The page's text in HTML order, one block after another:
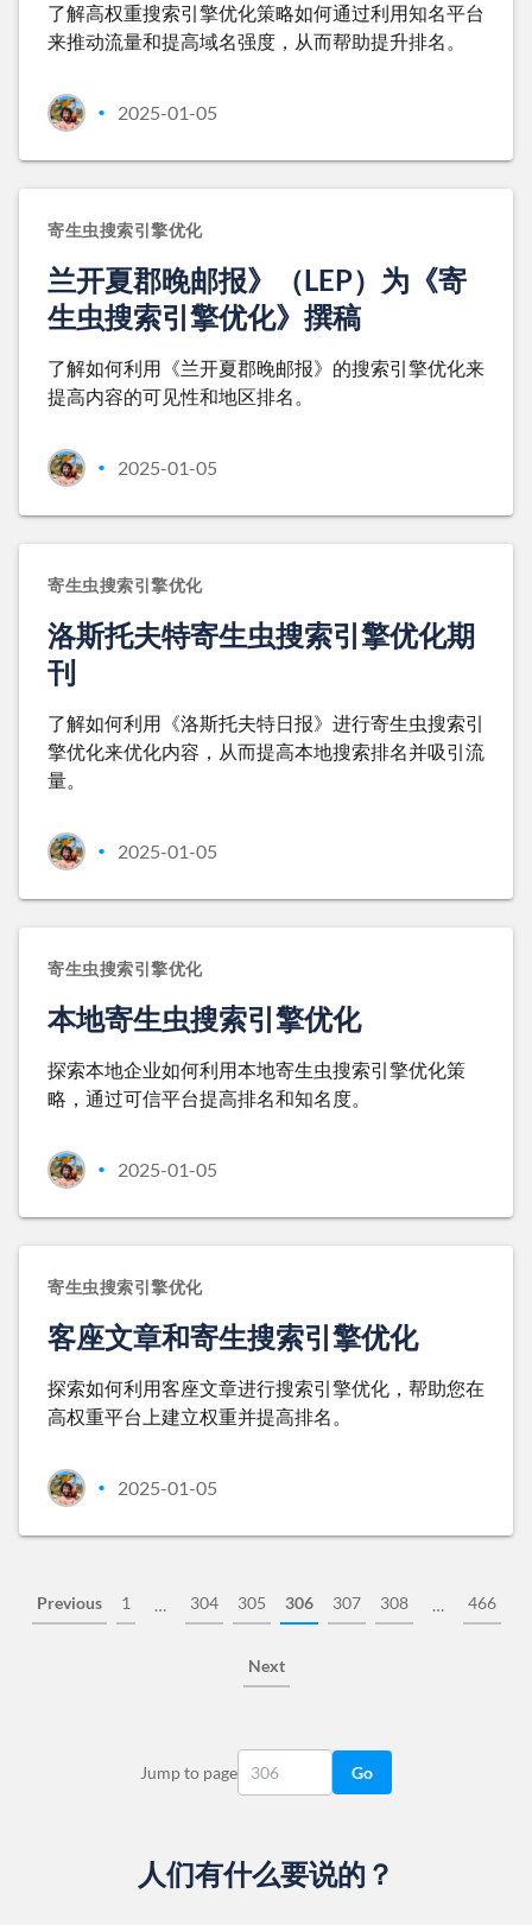
了解高权重搜索引擎优化策略如何通过利用知名平台
来推动流量和提高域名强度，从而帮助提升排名。
• 2025-01-05
寄生虫搜索引擎优化
兰开夏郡晚邮报》（LEP）为《寄
生虫搜索引擎优化》撰稿
了解如何利用《兰开夏郡晚邮报》的搜索引擎优化来
提高内容的可见性和地区排名。
• 2025-01-05
寄生虫搜索引擎优化
洛斯托夫特寄生虫搜索引擎优化期
刊
了解如何利用《洛斯托夫特日报》进行寄生虫搜索引
擎优化来优化内容，从而提高本地搜索排名并吸引流
量。
• 2025-01-05
寄生虫搜索引擎优化
本地寄生虫搜索引擎优化
探索本地企业如何利用本地寄生虫搜索引擎优化策
略，通过可信平台提高排名和知名度。
• 2025-01-05
寄生虫搜索引擎优化
客座文章和寄生搜索引擎优化
探索如何利用客座文章进行搜索引擎优化，帮助您在
高权重平台上建立权重并提高排名。
• 2025-01-05
Previous 1 … 304 305 306 307 308 … 466
Next
Jump to page Go
人们有什么要说的？